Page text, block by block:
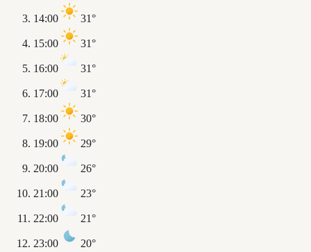
14:00 31°
15:00 31°
16:00 31°
17:00 31°
18:00 30°
19:00 29°
20:00 26°
21:00 23°
22:00 21°
23:00 20°